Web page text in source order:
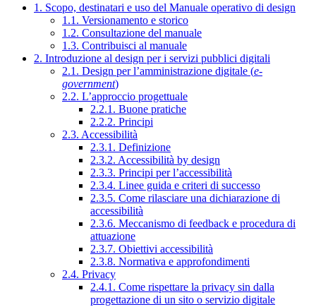
1. Scopo, destinatari e uso del Manuale operativo di design
1.1. Versionamento e storico
1.2. Consultazione del manuale
1.3. Contribuisci al manuale
2. Introduzione al design per i servizi pubblici digitali
2.1. Design per l’amministrazione digitale (e-
government)
2.2. L’approccio progettuale
2.2.1. Buone pratiche
2.2.2. Principi
2.3. Accessibilità
2.3.1. Definizione
2.3.2. Accessibilità by design
2.3.3. Principi per l’accessibilità
2.3.4. Linee guida e criteri di successo
2.3.5. Come rilasciare una dichiarazione di
accessibilità
2.3.6. Meccanismo di feedback e procedura di
attuazione
2.3.7. Obiettivi accessibilità
2.3.8. Normativa e approfondimenti
2.4. Privacy
2.4.1. Come rispettare la privacy sin dalla
progettazione di un sito o servizio digitale